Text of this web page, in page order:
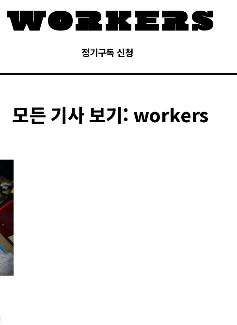
정기구독 신청
모든 기사 보기: workers